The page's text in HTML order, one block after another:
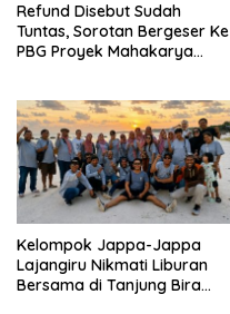
Refund Disebut Sudah
Tuntas, Sorotan Bergeser Ke
PBG Proyek Mahakarya
Kelompok Jappa-Jappa
Lajangiru Nikmati Liburan
Bersama di Tanjung Bira